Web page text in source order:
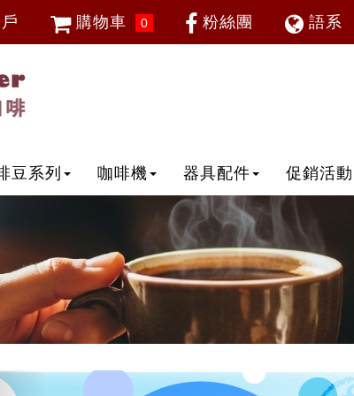
購物車 0 粉絲團 語系
豆系列 咖啡機 器具配件 促銷活動